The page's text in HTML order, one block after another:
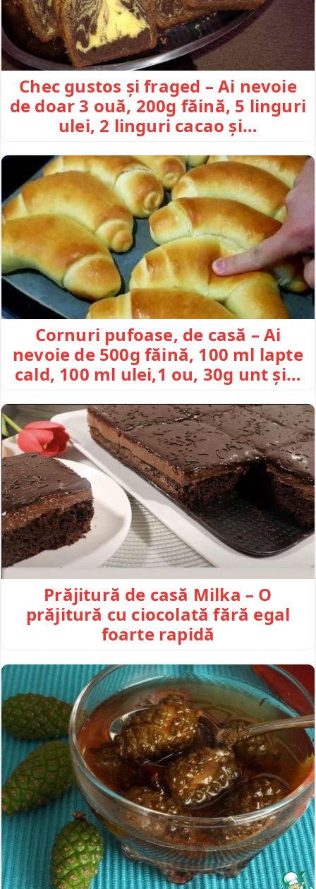
Chec gustos și fraged – Ai nevoie
de doar 3 ouă, 200g făină, 5 linguri
ulei, 2 linguri cacao și…
Cornuri pufoase, de casă – Ai
nevoie de 500g făină, 100 ml lapte
cald, 100 ml ulei,1 ou, 30g unt și…
Prăjitură de casă Milka – O
prăjitură cu ciocolată fără egal
foarte rapidă